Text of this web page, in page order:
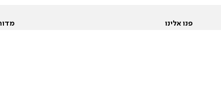
פנו אלינו